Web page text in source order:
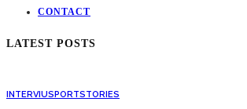
CONTACT
LATEST POSTS
INTERVIUSPORTSTORIES